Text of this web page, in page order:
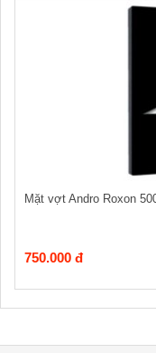
Mặt vợt Andro Roxon
750.000 đ